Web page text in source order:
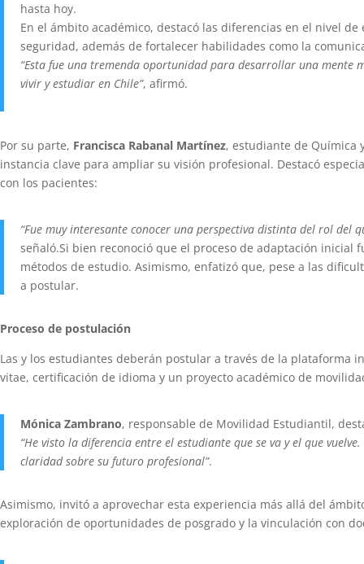
hasta hoy.
En el ámbito académico, destacó las diferencias en el nivel
seguridad, además de fortalecer habilidades como la
“Esta fue una tremenda oportunidad para desarrollar una
vivir y estudiar en Chile”, afirmó.
Por su parte, Francisca Rabanal Martínez, estudiante de Química
instancia clave para ampliar su visión profesional. Destacó
con los pacientes:
“Fue muy interesante conocer una perspectiva distinta del rol del
señaló.Si bien reconoció que el proceso de adaptación
métodos de estudio. Asimismo, enfatizó que, pese a las
a postular.
Proceso de postulación
Las y los estudiantes deberán postular a través de la
vitae, certificación de idioma y un proyecto académico de
Mónica Zambrano, responsable de Movilidad Estudiantil,
“He visto la diferencia entre el estudiante que se va y el que
claridad sobre su futuro profesional”.
Asimismo, invitó a aprovechar esta experiencia más allá del
exploración de oportunidades de posgrado y la vinculación con